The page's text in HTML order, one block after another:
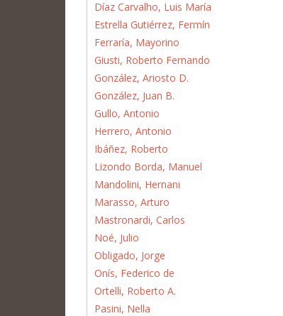
Díaz Carvalho, Luis María
Estrella Gutiérrez, Fermín
Ferraría, Mayorino
Giusti, Roberto Fernando
González, Ariosto D.
González, Juan B.
Gullo, Antonio
Herrero, Antonio
Ibáñez, Roberto
Lizondo Borda, Manuel
Mandolini, Hernani
Marasso, Arturo
Mastronardi, Carlos
Noé, Julio
Obligado, Jorge
Onís, Federico de
Ortelli, Roberto A.
Pasini, Nella